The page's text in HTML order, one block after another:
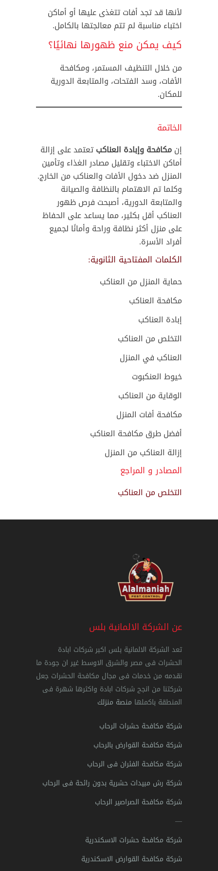
لأنها قد تجد أفات تتغذى عليها أو أماكن
اختباء مناسبة لم تتم معالجتها بالكامل.
كيف يمكن منع ظهورها نهائيًا؟
من خلال التنظيف المستمر، ومكافحة
الأفات، وسد الفتحات، والمتابعة الدورية
للمكان.
الخاتمة
إنمكافحة وإبادة العناكبتعتمد على إزالة
أماكن الاختباء وتقليل مصادر الغذاء وتأمين
المنزل ضد دخول الأفات والعناكب من الخارج.
وكلما تم الاهتمام بالنظافة والصيانة
والمتابعة الدورية، أصبحت فرص ظهور
العناكب أقل بكثير، مما يساعد على الحفاظ
على منزل أكثر نظافة وراحة وأمانًا لجميع
أفراد الأسرة.
الكلمات المفتاحية الثانوية:
حماية المنزل من العناكب
مكافحة العناكب
إبادة العناكب
التخلص من العناكب
العناكب في المنزل
خيوط العنكبوت
الوقاية من العناكب
مكافحة أفات المنزل
أفضل طرق مكافحة العناكب
إزالة العناكب من المنزل
المصادر و المراجع
التخلص من العناكب
عن الشركة الالمانية بلس
تعد الشركة الالمانية بلس اكبر شركات ابادة
الحشرات فى مصر والشرق الاوسط غير ان جودة ما
نقدمه من خدمات فى مجال مكافحة الحشرات جعل
شركتنا من انجح شركات ابادة واكثرها شهرة فى
المنطقة باكملها منصة منزلك
شركة مكافحة حشرات الرحاب
شركة مكافحة القوارض بالرحاب
شركة مكافحة الفئران فى الرحاب
شركة رش مبيدات حشرية بدون رائحة فى الرحاب
شركة مكافحة الصراصير الرحاب
—
شركة مكافحة حشرات الاسكندرية
شركة مكافحة القوارض الاسكندرية